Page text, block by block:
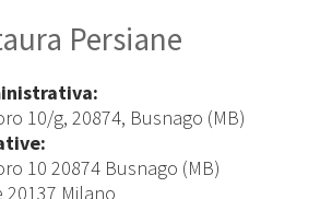
Persiane
10/g, 20874, Busnago (MB)
10 20874 Busnago (MB)
20137 Milano